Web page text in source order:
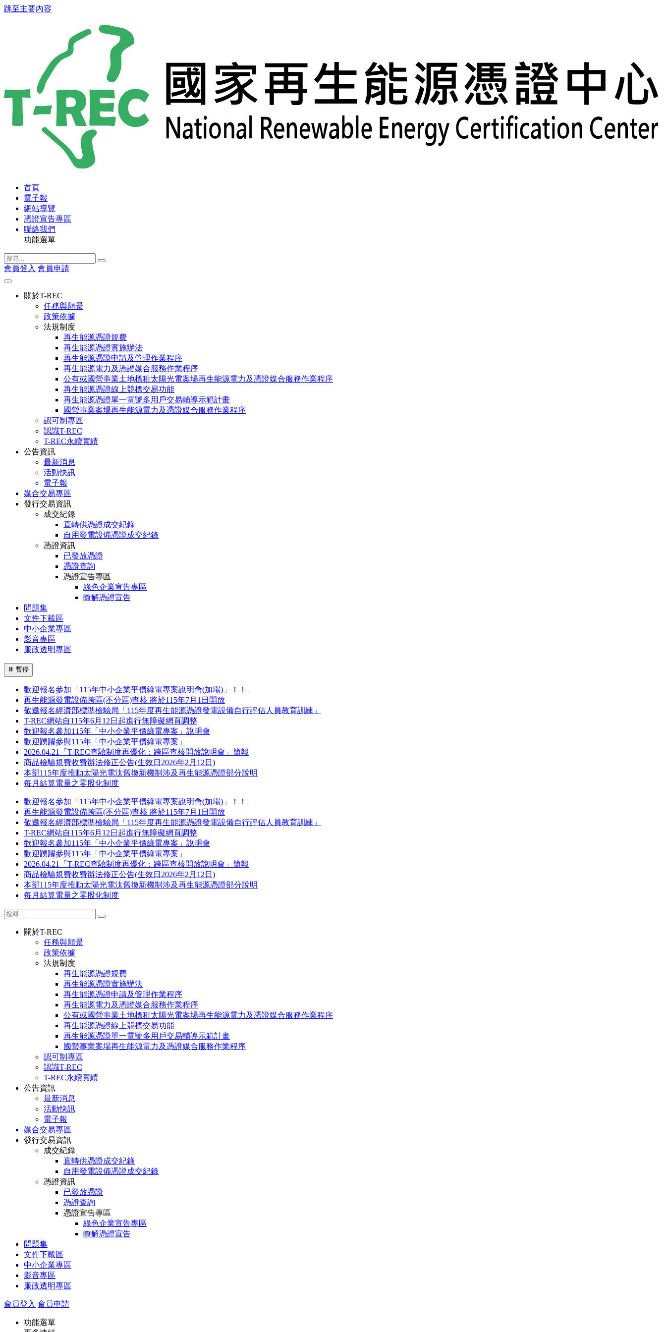
跳至主要內容
首頁
電子報
網站導覽
憑證宣告專區
聯絡我們
功能選單
會員登入 會員申請
關於T-REC
任務與願景
政策依據
法規制度
再生能源憑證規費
再生能源憑證實施辦法
再生能源憑證申請及管理作業程序
再生能源電力及憑證媒合服務作業程序
公有或國營事業土地標租太陽光電案場再生能源電力及憑證媒合服務作業程序
再生能源憑證線上競標交易功能
再生能源憑證單一電號多用戶交易輔導示範計畫
國營事業案場再生能源電力及憑證媒合服務作業程序
認可制專區
認識T-REC
T-REC永續實績
公告資訊
最新消息
活動快訊
電子報
媒合交易專區
發行交易資訊
成交紀錄
直轉供憑證成交紀錄
自用發電設備憑證成交紀錄
憑證資訊
已發放憑證
憑證查詢
憑證宣告專區
綠色企業宣告專區
瞭解憑證宣告
問題集
文件下載區
中小企業專區
影音專區
廉政透明專區
⏸ 暫停
歡迎報名參加「115年中小企業平價綠電專案說明會(加場)」！！
再生能源發電設備跨區(不分區)查核 將於115年7月1日開放
敬邀報名經濟部標準檢驗局「115年度再生能源憑證發電設備自行評估人員教育訓練」
T-REC網站自115年6月12日起進行無障礙網頁調整
歡迎報名參加115年「中小企業平價綠電專案」說明會
歡迎踴躍參與115年「中小企業平價綠電專案」
2026.04.21「T-REC查驗制度再優化：跨區查核開放說明會」簡報
商品檢驗規費收費辦法修正公告(生效日2026年2月12日)
本部115年度推動太陽光電汰舊換新機制涉及再生能源憑證部分說明
每月結算電量之零股化制度
歡迎報名參加「115年中小企業平價綠電專案說明會(加場)」！！
再生能源發電設備跨區(不分區)查核 將於115年7月1日開放
敬邀報名經濟部標準檢驗局「115年度再生能源憑證發電設備自行評估人員教育訓練」
T-REC網站自115年6月12日起進行無障礙網頁調整
歡迎報名參加115年「中小企業平價綠電專案」說明會
歡迎踴躍參與115年「中小企業平價綠電專案」
2026.04.21「T-REC查驗制度再優化：跨區查核開放說明會」簡報
商品檢驗規費收費辦法修正公告(生效日2026年2月12日)
本部115年度推動太陽光電汰舊換新機制涉及再生能源憑證部分說明
每月結算電量之零股化制度
關於T-REC
任務與願景
政策依據
法規制度
再生能源憑證規費
再生能源憑證實施辦法
再生能源憑證申請及管理作業程序
再生能源電力及憑證媒合服務作業程序
公有或國營事業土地標租太陽光電案場再生能源電力及憑證媒合服務作業程序
再生能源憑證線上競標交易功能
再生能源憑證單一電號多用戶交易輔導示範計畫
國營事業案場再生能源電力及憑證媒合服務作業程序
認可制專區
認識T-REC
T-REC永續實績
公告資訊
最新消息
活動快訊
電子報
媒合交易專區
發行交易資訊
成交紀錄
直轉供憑證成交紀錄
自用發電設備憑證成交紀錄
憑證資訊
已發放憑證
憑證查詢
憑證宣告專區
綠色企業宣告專區
瞭解憑證宣告
問題集
文件下載區
中小企業專區
影音專區
廉政透明專區
會員登入 會員申請
功能選單